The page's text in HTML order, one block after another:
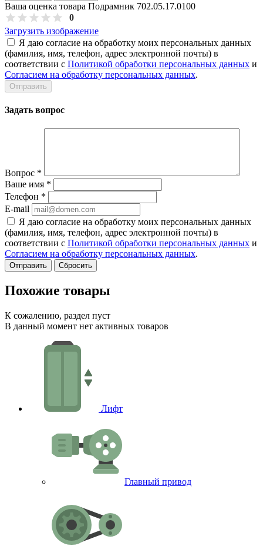
Ваша оценка товара Подрамник 702.05.17.0100
0
Загрузить изображение
Я даю согласие на обработку моих персональных данных
(фамилия, имя, телефон, адрес электронной почты) в
соответствии с Политикой обработки персональных данных и
Согласием на обработку персональных данных.
Задать вопрос
Вопрос *
Ваше имя *
Телефон *
E-mail
Я даю согласие на обработку моих персональных данных
(фамилия, имя, телефон, адрес электронной почты) в
соответствии с Политикой обработки персональных данных и
Согласием на обработку персональных данных.
Сбросить
Похожие товары
К сожалению, раздел пуст
В данный момент нет активных товаров
Лифт
Главный привод